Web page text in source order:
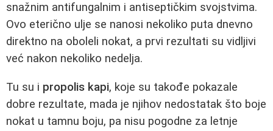
snažnim antifungalnim i antiseptičkim svojstvima.
Ovo eterično ulje se nanosi nekoliko puta dnevno
direktno na oboleli nokat, a prvi rezultati su vidljivi
već nakon nekoliko nedelja.
Tu su i propolis kapi, koje su takođe pokazale
dobre rezultate, mada je njihov nedostatak što boje
nokat u tamnu boju, pa nisu pogodne za letnje